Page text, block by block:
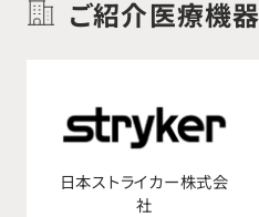
ご紹介医療機
日本ストライカー株式会
社